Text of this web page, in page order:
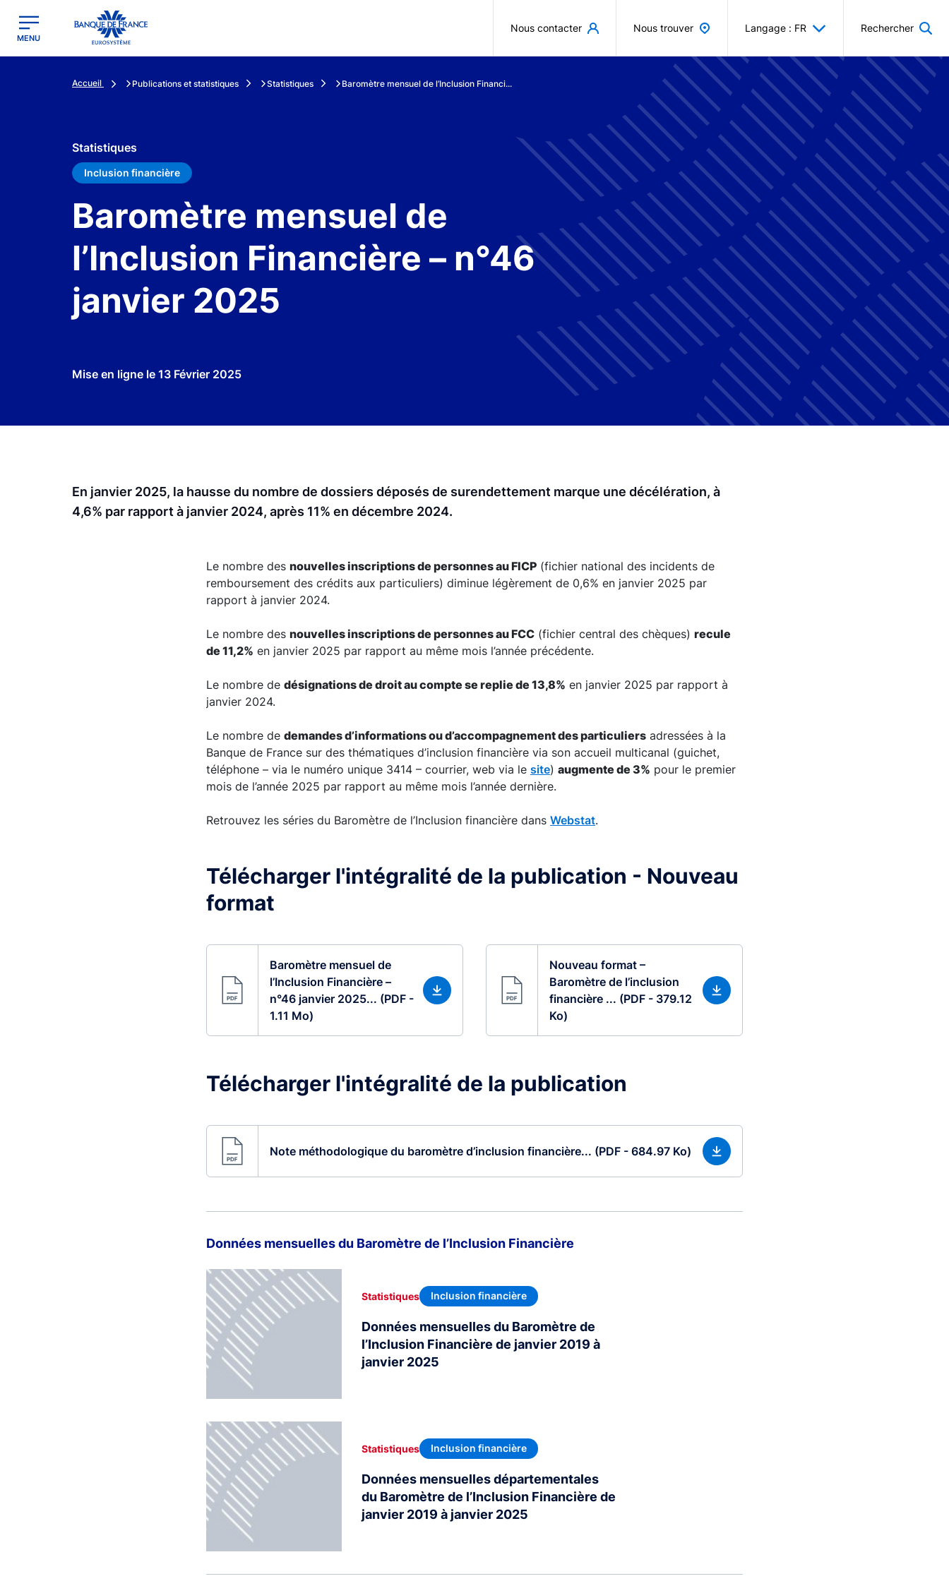
Banque de France - Menu Principal
MENU
Nous contacter Nous trouver Langage : FR Rechercher
Accueil Publications et statistiques Statistiques Baromètre mensuel de l’Inclusion Financi...
Statistiques
Inclusion financière
Baromètre mensuel de
l’Inclusion Financière – n°46
janvier 2025
Mise en ligne le 13 Février 2025
En janvier 2025, la hausse du nombre de dossiers déposés de surendettement marque une décélération, à
4,6% par rapport à janvier 2024, après 11% en décembre 2024.
Le nombre des nouvelles inscriptions de personnes au FICP (fichier national des incidents de
remboursement des crédits aux particuliers) diminue légèrement de 0,6% en janvier 2025 par
rapport à janvier 2024.
Le nombre des nouvelles inscriptions de personnes au FCC (fichier central des chèques) recule
de 11,2% en janvier 2025 par rapport au même mois l’année précédente.
Le nombre de désignations de droit au compte se replie de 13,8% en janvier 2025 par rapport à
janvier 2024.
Le nombre de demandes d’informations ou d’accompagnement des particuliers adressées à la
Banque de France sur des thématiques d’inclusion financière via son accueil multicanal (guichet,
téléphone – via le numéro unique 3414 – courrier, web via le site) augmente de 3% pour le premier
mois de l’année 2025 par rapport au même mois l’année dernière.
Retrouvez les séries du Baromètre de l’Inclusion financière dans Webstat.
Télécharger l'intégralité de la publication - Nouveau
format
Baromètre mensuel de
l’Inclusion Financière –
n°46 janvier 2025... (PDF -
1.11 Mo)
Nouveau format –
Baromètre de l’inclusion
financière ... (PDF - 379.12
Ko)
Télécharger l'intégralité de la publication
Note méthodologique du baromètre d’inclusion financière... (PDF - 684.97 Ko)
Données mensuelles du Baromètre de l’Inclusion Financière
Statistiques Inclusion financière
Données mensuelles du Baromètre de
l’Inclusion Financière de janvier 2019 à
janvier 2025
Statistiques Inclusion financière
Données mensuelles départementales
du Baromètre de l’Inclusion Financière de
janvier 2019 à janvier 2025